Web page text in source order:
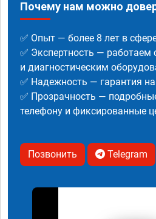
Почему нам можно
✅ Опыт — более 8 лет в
✅ Экспертность —
и диагностическим
✅ Надежность — гарантия
✅ Прозрачность —
телефону и фиксированные
Позвонить Telegram